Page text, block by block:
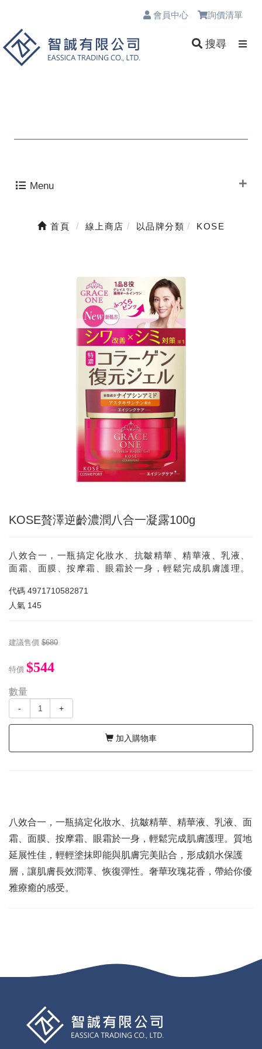
會員中心 詢價清單
搜尋
Menu
首頁 線上商店 以品牌分類 KOSE
KOSE贅澤逆齡濃潤八合一凝露100g
八效合一，一瓶搞定化妝水、抗皺精華、精華液、乳液、
面霜、面膜、按摩霜、眼霜於一身，輕鬆完成肌膚護理。
代碼 4971710582871
人氣 145
建議售價 $680
特價 $544
數量
- +
加入購物車
八效合一，一瓶搞定化妝水、抗皺精華、精華液、乳液、面
霜、面膜、按摩霜、眼霜於一身，輕鬆完成肌膚護理。質地
延展性佳，輕輕塗抹即能與肌膚完美貼合，形成鎖水保護
層，讓肌膚長效潤澤、恢復彈性。奢華玫瑰花香，帶給你優
雅療癒的感受。